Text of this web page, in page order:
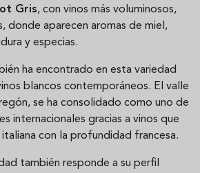
Gris, con vinos más voluminosos,
donde aparecen aromas de miel,
y especias.
ha encontrado en esta variedad
blancos contemporáneos. El valle
se ha consolidado como uno de
internacionales gracias a vinos que
con la profundidad francesa.
también responde a su perfil